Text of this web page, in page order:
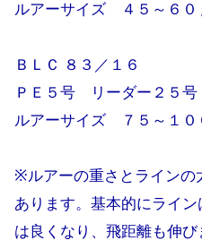
ルアーサイズ ４５～６０
ＢＬＣ ８３／１６
ＰＥ５号 リーダー２５号
ルアーサイズ ７５～１０
※ルアーの重さとラインの
あります。基本的にライ
は良くなり、飛距離も伸